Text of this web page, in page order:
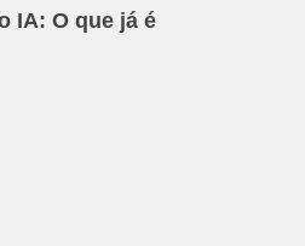
IA: O que já é